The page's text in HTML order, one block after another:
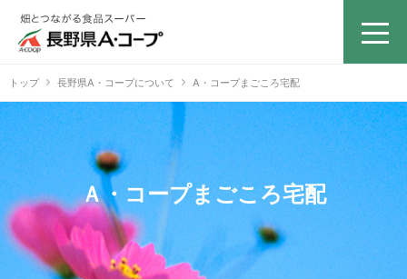
トップ 長野県A・コープについて A・コープまごころ宅配
Ａ・コープまごころ宅配